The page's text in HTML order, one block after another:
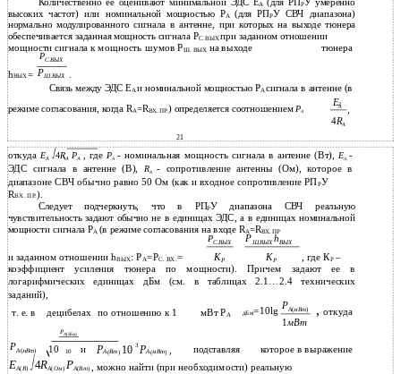
Количественно ее оценивают минимальной ЭДС ЕА (для РПРУ умеренно
высоких частот) или номинальной мощностью РА (для РПРУ СВЧ диапазона)
нормально модулированного сигнала в антенне, при которых на выходе тюнера
обеспечивается заданная мощность сигнала РС. ВЫХпри заданном отношении
мощности сигнала к мощность шумов РШ. ВЫХ на выходе тюнера
РС.ВЫХ
hВЫХ= .
РШ.ВЫХ
Связь между ЭДС ЕАи номинальной мощностью РАсигнала в антенне (в
E2
режиме согласования, когда RA=RВХ. ПР.) определяется соотношениемPA
A
4RA
21
откудаEA 4RA PA , где PA - номинальная мощность сигнала в антенне (Вт),EA -
ЭДС сигнала в антенне (В),
RA - сопротивление антенны (Ом), которое в
диапазоне СВЧ обычно равно 50 Ом (как и входное сопротивление РПРУ
RВХ. ПР.).
Следует подчеркнуть, что в РПРУ диапазона СВЧ реальную
чувствительность задают обычно не в единицах ЭДС, а в единицах номинальной
мощности сигнала РА (в режиме согласования на входе RA=RВХ. ПР
PC.ВЫХ PШ.ВЫХhВЫХ
и заданном отношении hВЫХ: РА=РС. ВХ.= КР КР , где КР –
коэффициент усиления тюнера по мощности). Причем задают ее в
логарифмических единицах дБм (см. в таблицах 2.1…2.4 технических
заданий),
т. е. в
децибелах по отношению к 1 мВт РА дБм=10lg PA(мВт) ,откуда
1мВт
РА(мВт) 10
РА( дБм)
РА(Вт) 10 3РА(мВт) ,
10 и подставляя которое в выражение
EA(В) 4RA(Ом) PA(Вт)
, можно найти (при необходимости) реальную